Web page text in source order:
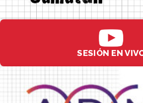
SESIÓN EN